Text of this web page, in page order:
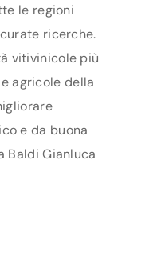
le regioni
ricerche.
vitivinicole più
agricole della
e da buona
Baldi Gianluca